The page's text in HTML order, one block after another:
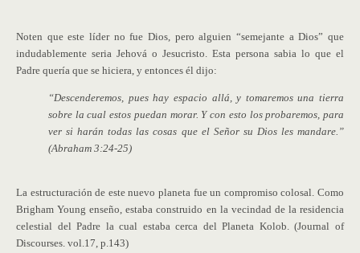
Noten que este líder no fue Dios, pero alguien “semejante a Dios” que
indudablemente seria Jehová o Jesucristo. Esta persona sabia lo que el
Padre quería que se hiciera, y entonces él dijo:
“Descenderemos, pues hay espacio allá, y tomaremos una tierra
sobre la cual estos puedan morar. Y con esto los probaremos, para
ver si harán todas las cosas que el Señor su Dios les mandare.”
(Abraham 3:24-25)
La estructuración de este nuevo planeta fue un compromiso colosal. Como
Brigham Young enseño, estaba construido en la vecindad de la residencia
celestial del Padre la cual estaba cerca del Planeta Kolob. (Journal of
Discourses. vol.17, p.143)